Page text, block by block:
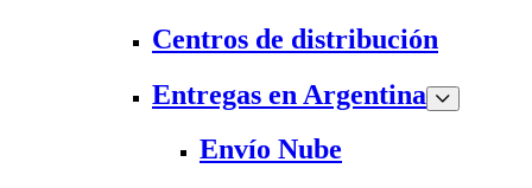
Centros de distribución
Entregas en Argentina
Envío Nube